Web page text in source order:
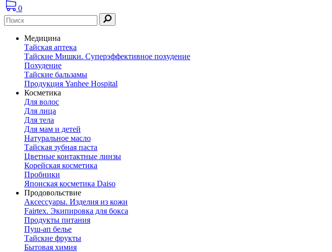
0
Медицина
Тайская аптека
Тайские Мишки. Суперэффективное похудение
Похудение
Тайские бальзамы
Продукция Yanhee Hospital
Косметика
Для волос
Для лица
Для тела
Для мам и детей
Натуральное масло
Тайская зубная паста
Цветные контактные линзы
Корейская косметика
Пробники
Японская косметика Daiso
Продовольствие
Аксессуары. Изделия из кожи
Fairtex. Экипировка для бокса
Продукты питания
Пуш-ап белье
Тайские фрукты
Бытовая химия